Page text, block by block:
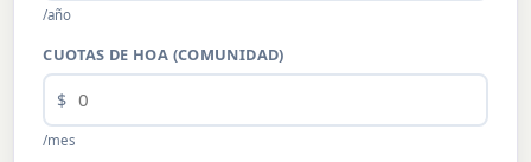
/año
CUOTAS DE HOA (COMUNIDAD)
$
/mes